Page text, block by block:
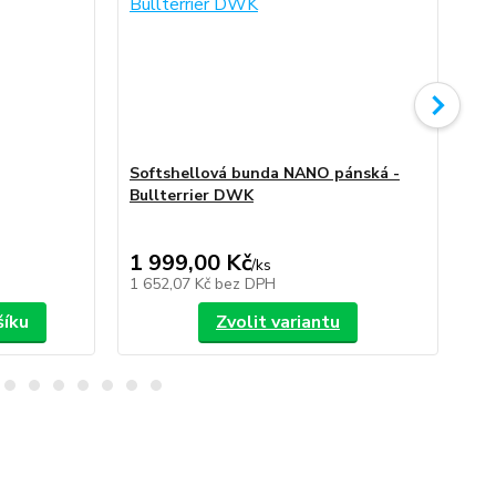
Softshellová bunda NANO pánská -
Bullterrier DWK
1 999,00 Kč/ks
1 652,07 Kč bez DPH
Zvolit variantu